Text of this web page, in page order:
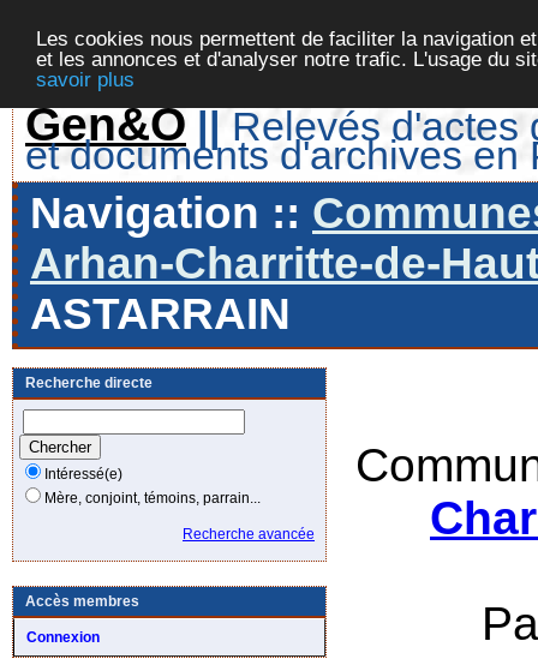
Les cookies nous permettent de faciliter la navigation
et les annonces et d'analyser notre trafic. L'usage du
savoir plus
Gen&O || Relevés d'actes
et documents d'archives en
Navigation ::
Arhan-Charritte-de-
ASTARRAIN
Recherche directe
Intéressé(e)
Mère, conjoint, témoins, parrain...
Recherche avancée
Accès membres
Connexion